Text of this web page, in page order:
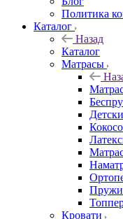
Политика
Каталог
Назад
Каталог
Матрасы
Кровати